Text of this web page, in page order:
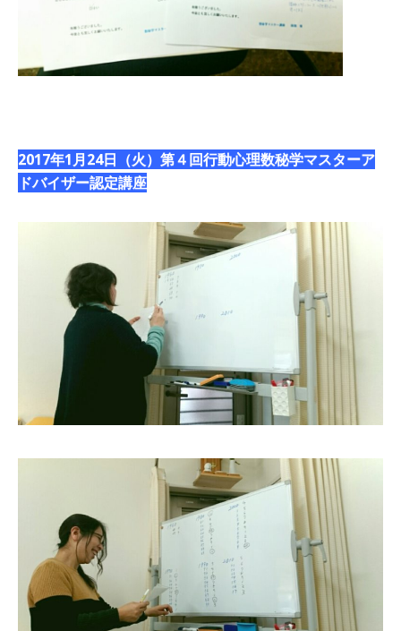
2017年1月24日（火）第４回行動心理数秘学マスターア
ドバイザー認定講座